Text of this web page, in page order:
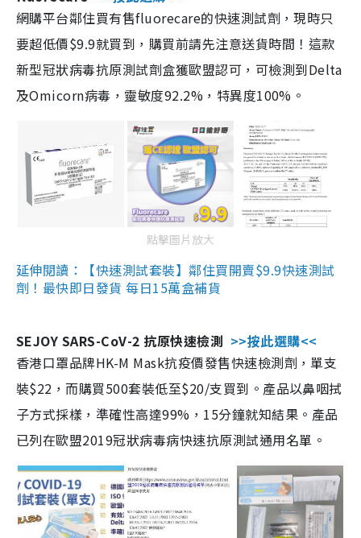
網購平台鄰住買有售fluorecare的快速測試劑，現時只
要超低價$9.9就買到，購買前請先注意送貨時間！這款
新型冠狀病毒抗原測試劑盒獲歐盟認可，可檢測到Delta
及Omicorn病毒，靈敏度92.2%，特異度100%。
點擊圖片放大
延伸閱讀：【快速測試套裝】鄰住買開賣$9.9快速測試
劑！最快即日發貨 每日15萬盒補貨
SEJOY SARS-CoV-2 抗原快速檢測 >>按此選購<<
香港口罩品牌HK-M Mask抗疫價發售快速檢測劑，單支
裝$22，而購買500套裝低至$20/支買到。產品以鼻咽拭
子方式採樣，準確性高達99%，15分鐘就知結果。產品
已列在歐盟2019冠狀病毒病快速抗原測試通用名單。